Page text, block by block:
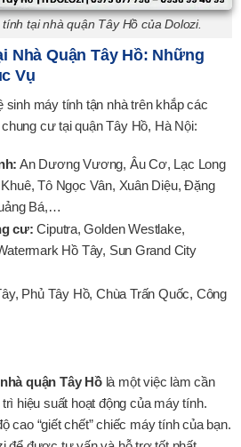
tại nhà quận Tây Hồ của Dolozi.
Nhà Quận Tây Hồ: Những
Vụ
sinh máy tính tận nhà trên khắp các
cư tại quận Tây Hồ, Hà Nội:
An Dương Vương, Âu Cơ, Lạc Long
Tô Ngọc Vân, Xuân Diệu, Đặng
Bá,…
cư: Ciputra, Golden Westlake,
Hồ Tây, Sun Grand City
Phủ Tây Hồ, Chùa Trấn Quốc, Công
quận Tây Hồlà một việc làm cần
hiệu suất hoạt động của máy tính.
cao “giết chết” chiếc máy tính của bạn.